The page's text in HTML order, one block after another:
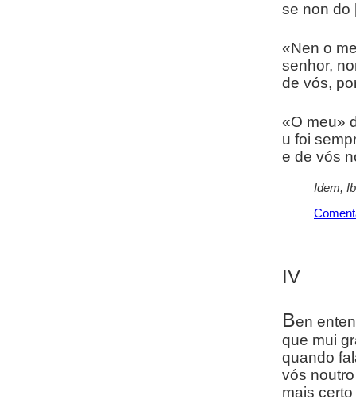
se non do
«Nen o
senhor,
de vós,
«O meu»
u foi
e de vós
Idem,
IV
Ben
que mui
quando
vós
mais